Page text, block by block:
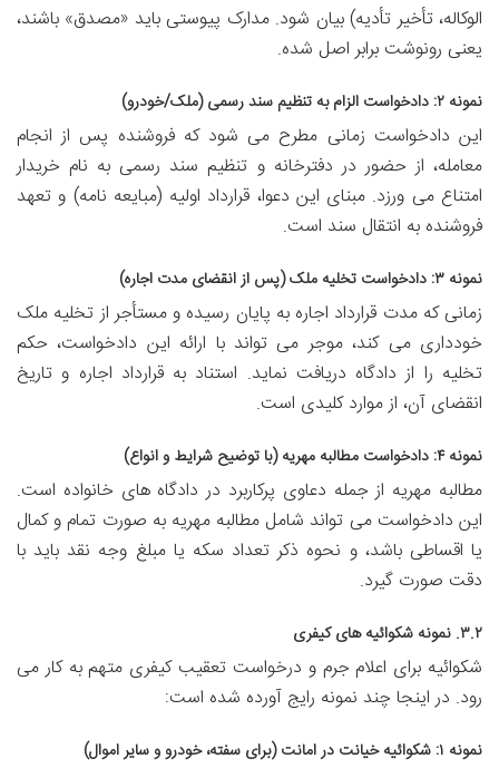
الوکاله، تأخیر تأدیه) بیان شود. مدارک پیوستی باید «مصدق» باشند،
یعنی رونوشت برابر اصل شده.
نمونه ۲: دادخواست الزام به تنظیم سند رسمی (ملک/خودرو)
این دادخواست زمانی مطرح می شود که فروشنده پس از انجام
معامله، از حضور در دفترخانه و تنظیم سند رسمی به نام خریدار
امتناع می ورزد. مبنای این دعوا، قرارداد اولیه (مبایعه نامه) و تعهد
فروشنده به انتقال سند است.
نمونه ۳: دادخواست تخلیه ملک (پس از انقضای مدت اجاره)
زمانی که مدت قرارداد اجاره به پایان رسیده و مستأجر از تخلیه ملک
خودداری می کند، موجر می تواند با ارائه این دادخواست، حکم
تخلیه را از دادگاه دریافت نماید. استناد به قرارداد اجاره و تاریخ
انقضای آن، از موارد کلیدی است.
نمونه ۴: دادخواست مطالبه مهریه (با توضیح شرایط و انواع)
مطالبه مهریه از جمله دعاوی پرکاربرد در دادگاه های خانواده است.
این دادخواست می تواند شامل مطالبه مهریه به صورت تمام و کمال
یا اقساطی باشد، و نحوه ذکر تعداد سکه یا مبلغ وجه نقد باید با
دقت صورت گیرد.
۳.۲. نمونه شکوائیه های کیفری
شکوائیه برای اعلام جرم و درخواست تعقیب کیفری متهم به کار می
رود. در اینجا چند نمونه رایج آورده شده است:
نمونه ۱: شکوائیه خیانت در امانت (برای سفته، خودرو و سایر اموال)